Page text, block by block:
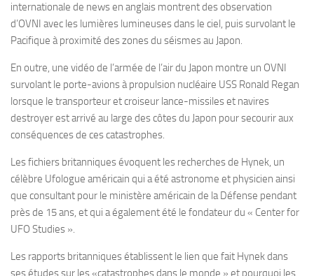
internationale de news en anglais montrent des observation
d’OVNI avec les lumières lumineuses dans le ciel, puis survolant le
Pacifique à proximité des zones du séismes au Japon.
En outre, une vidéo de l’armée de l’air du Japon montre un OVNI
survolant le porte-avions à propulsion nucléaire USS Ronald Regan
lorsque le transporteur et croiseur lance-missiles et navires
destroyer est arrivé au large des côtes du Japon pour secourir aux
conséquences de ces catastrophes.
Les fichiers britanniques évoquent les recherches de Hynek, un
célèbre Ufologue américain qui a été astronome et physicien ainsi
que consultant pour le ministère américain de la Défense pendant
près de 15 ans, et qui a également été le fondateur du « Center for
UFO Studies ».
Les rapports britanniques établissent le lien que fait Hynek dans
ses études sur les «catastrophes dans le monde » et pourquoi les